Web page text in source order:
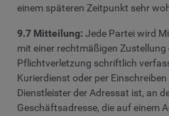
einem späteren Zeitpunkt sehr
9.7 Mitteilung: Jede Partei wird
mit einer rechtmäßigen Zustellung
Pflichtverletzung schriftlich
Kurierdienst oder per
Dienstleister der Adressat ist, an
Geschäftsadresse, die auf einem